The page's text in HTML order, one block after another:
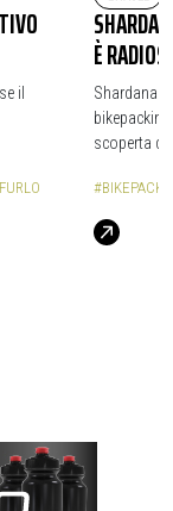
il
È
Shardana
scoperta